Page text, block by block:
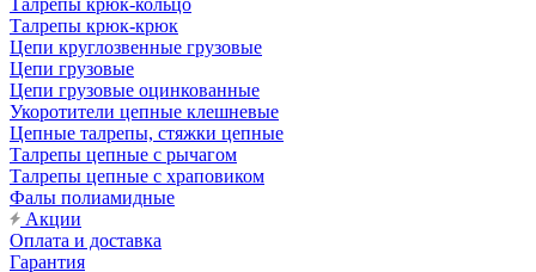
Талрепы крюк-кольцо
Талрепы крюк-крюк
Цепи круглозвенные грузовые
Цепи грузовые
Цепи грузовые оцинкованные
Укоротители цепные клешневые
Цепные талрепы, стяжки цепные
Талрепы цепные с рычагом
Талрепы цепные с храповиком
Фалы полиамидные
Акции
Оплата и доставка
Гарантия